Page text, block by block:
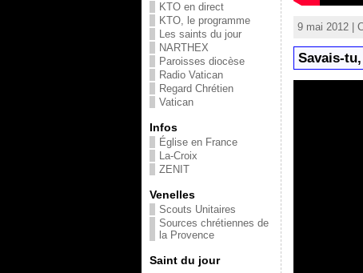
KTO en direct
KTO, le programme
Les saints du jour
NARTHEX
Paroisses diocèse
Radio Vatican
Regard Chrétien
Vatican
Infos
Église en France
La-Croix
ZENIT
Venelles
Scouts Unitaires
Sources chrétiennes de
la Provence
Saint du jour
9 mai 2012 |
Savais-